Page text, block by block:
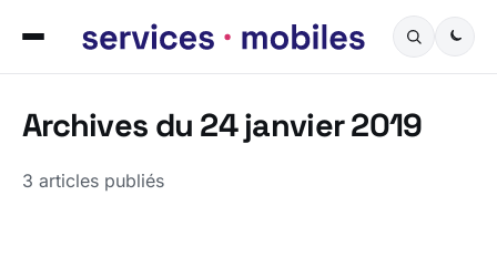
Archives du 24 janvier 2019
3 articles publiés